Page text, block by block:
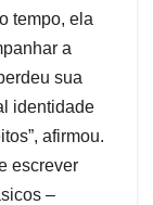
tempo, ela
a
sua
identidade
afirmou.
escrever
–